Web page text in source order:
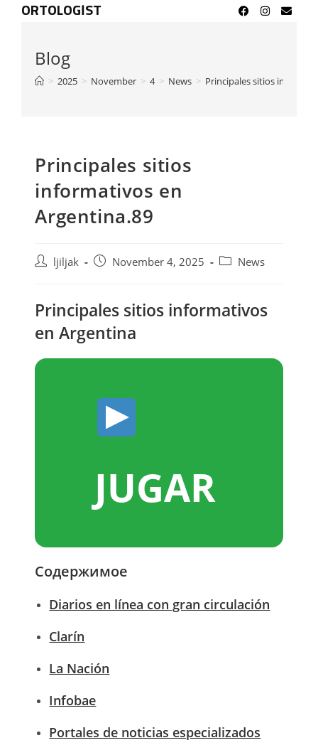
ORTOLOGIST
Blog
> 2025 > November > 4 > News > Principales sitios
Principales sitios
informativos en
Argentina.89
ljiljak November 4, 2025 News
Principales sitios informativos
en Argentina
JUGAR
Содержимое
Diarios en línea con gran circulación
Clarín
La Nación
Infobae
Portales de noticias especializados